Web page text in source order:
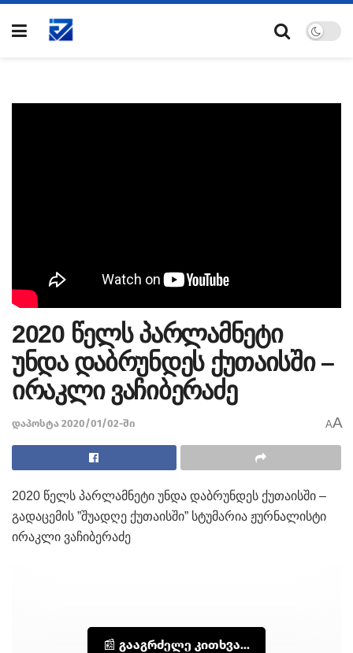
2020 წელს პარლამნეტი
უნდა დაბრუნდეს ქუთაისში –
ირაკლი ვაჩიბერაძე
დაპოსტა 2020/01/02-ში AA
2020 წელს პარლამნეტი უნდა დაბრუნდეს ქუთაისში –
გადაცემის ”შუადღე ქუთაისში” სტუმარია ჟურნალისტი
ირაკლი ვაჩიბერაძე
📰 გააგრძელე კითხვა...